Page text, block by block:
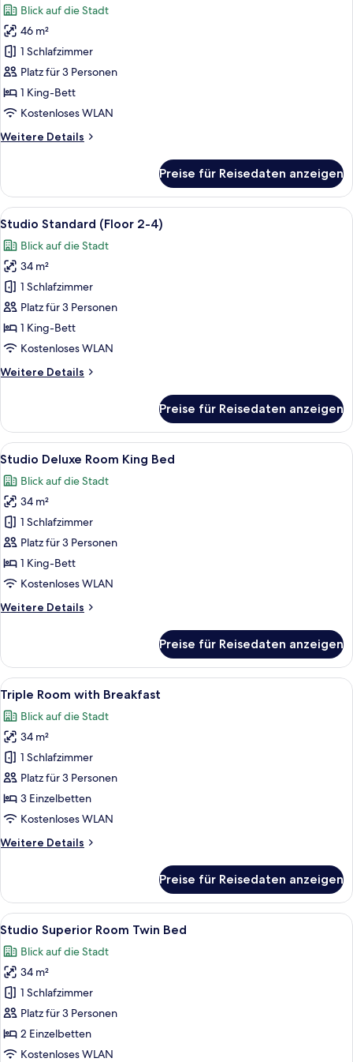
für
One
Bedroom
Deluxe
anzeigen
Blick auf die Stadt
46 m²
1 Schlafzimmer
Platz für 3 Personen
1 King-Bett
Kostenloses WLAN
Weitere Details
Weitere
Bedroom
Deluxe
Preise für Reisedaten anzeigen
Alle
Fotos
für
Studio
Standard
(Floor
2-
4)
Ein modernes Hotelzimmer mit
22
Studio Standard (Floor 2-4)
Blick auf die Stadt
34 m²
1 Schlafzimmer
Platz für 3 Personen
1 King-Bett
Kostenloses WLAN
Weitere Details
Weitere
Standard
(Floor
2-
Preise für Reisedaten anzeigen
Alle
Fotos
für
Studio
Deluxe
Room
King
Bed
Ein modernes Hotelzimmer mit Bett,
22
Studio Deluxe Room King Bed
Blick auf die Stadt
34 m²
1 Schlafzimmer
Platz für 3 Personen
1 King-Bett
Kostenloses WLAN
Weitere Details
Weitere
Deluxe
Room
King
Bed
Preise für Reisedaten anzeigen
Alle
Fotos
für
Triple
Room
with
Breakfast
anzeigen
Ein Hotelzimmer mit zwei Betten,
20
Triple Room with Breakfast
Blick auf die Stadt
34 m²
1 Schlafzimmer
Platz für 3 Personen
3 Einzelbetten
Kostenloses WLAN
Weitere Details
Weitere
Room
with
Breakfast
Preise für Reisedaten anzeigen
Alle
Fotos
für
Studio
Superior
Room
Twin
Bed
Ein Hotelzimmer mit zwei Betten,
8
Studio Superior Room Twin Bed
Blick auf die Stadt
34 m²
1 Schlafzimmer
Platz für 3 Personen
2 Einzelbetten
Kostenloses WLAN